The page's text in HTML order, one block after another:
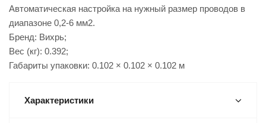
Автоматическая настройка на нужный размер проводов в
диапазоне 0,2-6 мм2.
Бренд: Вихрь;
Вес (кг): 0.392;
Габариты упаковки: 0.102 × 0.102 × 0.102 м
Характеристики